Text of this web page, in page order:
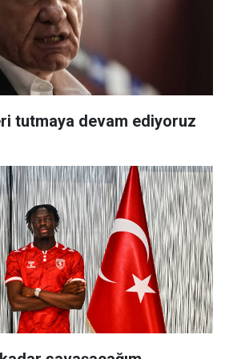
tutmaya devam ediyoruz